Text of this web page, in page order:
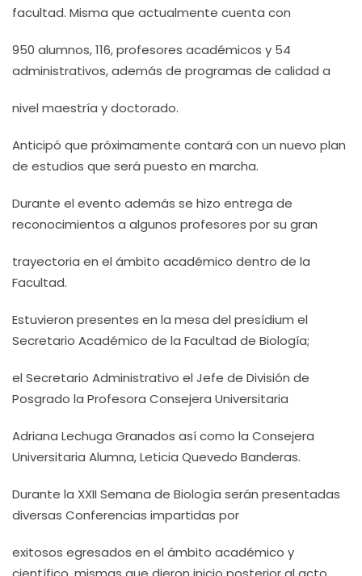
facultad. Misma que actualmente cuenta con
950 alumnos, 116, profesores académicos y 54
administrativos, además de programas de calidad a
nivel maestría y doctorado.
Anticipó que próximamente contará con un nuevo plan
de estudios que será puesto en marcha.
Durante el evento además se hizo entrega de
reconocimientos a algunos profesores por su gran
trayectoria en el ámbito académico dentro de la
Facultad.
Estuvieron presentes en la mesa del presídium el
Secretario Académico de la Facultad de Biología;
el Secretario Administrativo el Jefe de División de
Posgrado la Profesora Consejera Universitaria
Adriana Lechuga Granados así como la Consejera
Universitaria Alumna, Leticia Quevedo Banderas.
Durante la XXII Semana de Biología serán presentadas
diversas Conferencias impartidas por
exitosos egresados en el ámbito académico y